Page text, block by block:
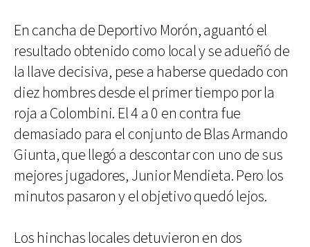
En cancha de Deportivo Morón, aguantó el
resultado obtenido como local y se adueñó de
la llave decisiva, pese a haberse quedado con
diez hombres desde el primer tiempo por la
roja a Colombini. El 4 a 0 en contra fue
demasiado para el conjunto de Blas Armando
Giunta, que llegó a descontar con uno de sus
mejores jugadores, Junior Mendieta. Pero los
minutos pasaron y el objetivo quedó lejos.
Los hinchas locales detuvieron en dos